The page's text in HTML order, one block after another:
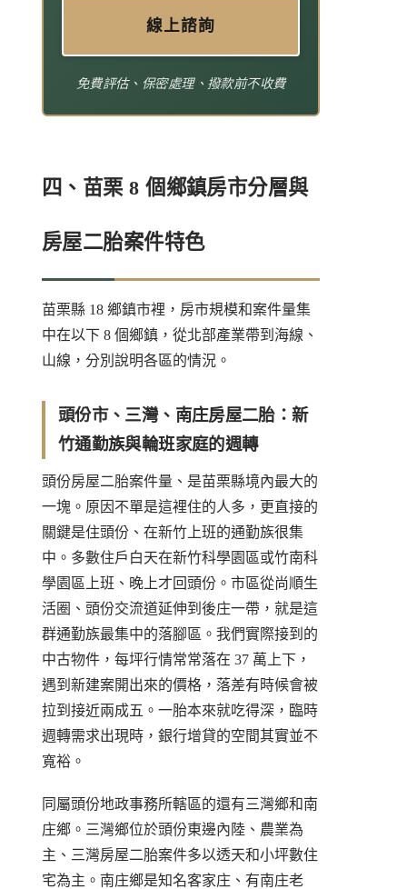
線上諮詢
免費評估、保密處理、撥款前不收費
四、苗栗 8 個鄉鎮房市分層與
房屋二胎案件特色
苗栗縣 18 鄉鎮市裡，房市規模和案件量集
中在以下 8 個鄉鎮，從北部產業帶到海線、
山線，分別說明各區的情況。
頭份市、三灣、南庄房屋二胎：新
竹通勤族與輪班家庭的週轉
頭份房屋二胎案件量、是苗栗縣境內最大的
一塊。原因不單是這裡住的人多，更直接的
關鍵是住頭份、在新竹上班的通勤族很集
中。多數住戶白天在新竹科學園區或竹南科
學園區上班、晚上才回頭份。市區從尚順生
活圈、頭份交流道延伸到後庄一帶，就是這
群通勤族最集中的落腳區。我們實際接到的
中古物件，每坪行情常常落在 37 萬上下，
遇到新建案開出來的價格，落差有時候會被
拉到接近兩成五。一胎本來就吃得深，臨時
週轉需求出現時，銀行增貸的空間其實並不
寬裕。
同屬頭份地政事務所轄區的還有三灣鄉和南
庄鄉。三灣鄉位於頭份東邊內陸、農業為
主、三灣房屋二胎案件多以透天和小坪數住
宅為主。南庄鄉是知名客家庄、有南庄老